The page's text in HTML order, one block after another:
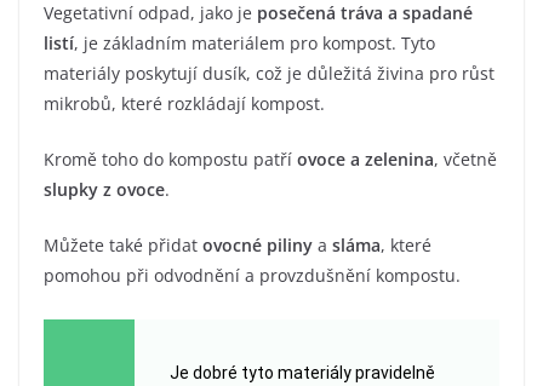
Vegetativní odpad, jako je posečená tráva a spadané
listí, je základním materiálem pro kompost. Tyto
materiály poskytují dusík, což je důležitá živina pro růst
mikrobů, které rozkládají kompost.
Kromě toho do kompostu patří ovoce a zelenina, včetně
slupky z ovoce.
Můžete také přidat ovocné piliny a sláma, které
pomohou při odvodnění a provzdušnění kompostu.
Je dobré tyto materiály pravidelně